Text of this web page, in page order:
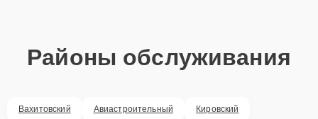
Районы обслуживания
Вахитовский Авиастроительный Кировский